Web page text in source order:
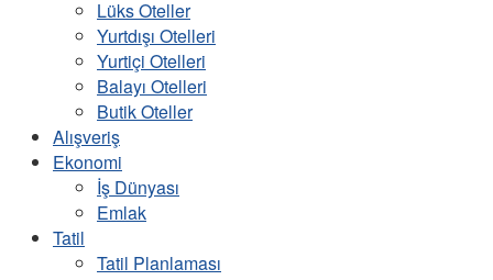
Lüks Oteller
Yurtdışı Otelleri
Yurtiçi Otelleri
Balayı Otelleri
Butik Oteller
Alışveriş
Ekonomi
İş Dünyası
Emlak
Tatil
Tatil Planlaması